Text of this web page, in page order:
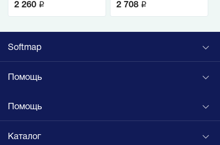
2 260 q 2 708 q
Softmap
Помощь
Помощь
Каталог